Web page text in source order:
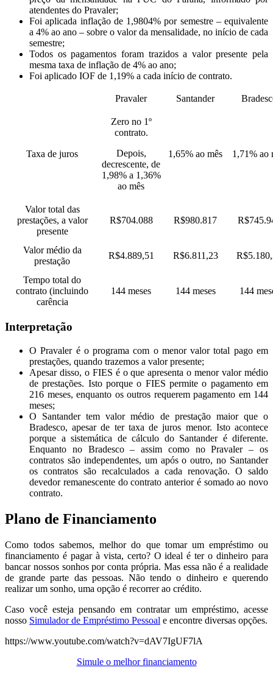
atendentes do Pravaler;
Foi aplicada inflação de 1,9804% por semestre – equivalente
a 4% ao ano – sobre o valor da mensalidade, no início de cada
semestre;
Todos os pagamentos foram trazidos a valor presente pela
mesma taxa de inflação de 4% ao ano;
Foi aplicado IOF de 1,19% a cada início de contrato.
Pravaler Santander
Taxa de juros
Zero no 1º
contrato.
Depois,
decrescente, de
1,98% a 1,36%
ao mês
1,65% ao mês 1,71% ao
Valor total das
prestações, a valor
presente
R$704.088 R$980.817
Valor médio da
prestação
R$4.889,51 R$6.811,23
Tempo total do
contrato (incluindo
carência
144 meses 144 meses 144
Interpretação
O Pravaler é o programa com o menor valor total pago em
prestações, quando trazemos a valor presente;
Apesar disso, o FIES é o que apresenta o menor valor médio
de prestações. Isto porque o FIES permite o pagamento em
216 meses, enquanto os outros requerem pagamento em 144
meses;
O Santander tem valor médio de prestação maior que o
Bradesco, apesar de ter taxa de juros menor. Isto acontece
porque a sistemática de cálculo do Santander é diferente.
Enquanto no Bradesco – assim como no Pravaler – os
contratos são independentes, um após o outro, no Santander
os contratos são recalculados a cada renovação. O saldo
devedor remanescente do contrato anterior é somado ao novo
contrato.
Plano de Financiamento
Como todos sabemos, melhor do que tomar um empréstimo ou
financiamento é pagar à vista, certo? O ideal é ter o dinheiro para
bancar nossos sonhos por conta própria. Mas essa não é a realidade
de grande parte das pessoas. Não tendo o dinheiro e querendo
realizar um sonho, uma opção é recorrer ao crédito.
Caso você esteja pensando em contratar um empréstimo, acesse
nosso Simulador de Empréstimo Pessoal e encontre diversas opções.
https://www.youtube.com/watch?v=dAV7IgUF7lA
Simule o melhor financiamento